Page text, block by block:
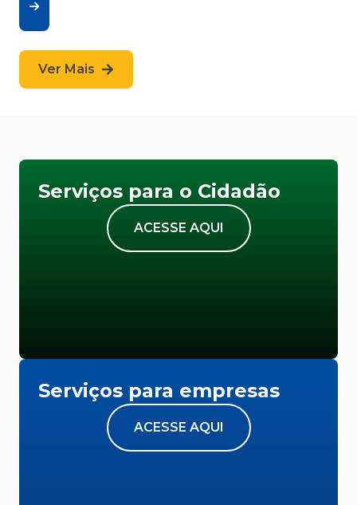
Ver Mais
Serviços para o Cidadão
ACESSE AQUI
Serviços para empresas
ACESSE AQUI